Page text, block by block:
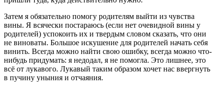
Затем я обязательно помогу родителям выйти из чувства
вины. Я всячески постараюсь (если нет очевидной вины у
родителей) успокоить их и твердым словом сказать, что они
не виноваты. Большое искушение для родителей начать себя
винить. Всегда можно найти свою ошибку, всегда можно что-
нибудь придумать: я недодал, я не помогла. Это лишнее, это
всё от лукавого. Лукавый таким образом хочет нас ввергнуть
в пучину уныния и отчаяния.